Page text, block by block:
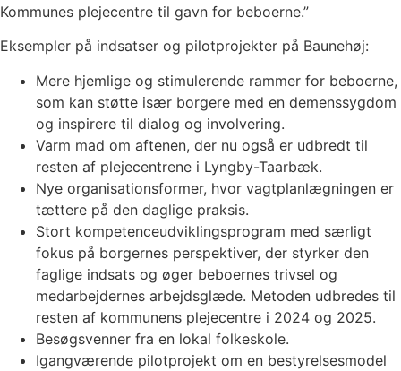
Kommunes plejecentre til gavn for beboerne.”
Eksempler på indsatser og pilotprojekter på Baunehøj:
Mere hjemlige og stimulerende rammer for beboerne,
som kan støtte især borgere med en demenssygdom
og inspirere til dialog og involvering.
Varm mad om aftenen, der nu også er udbredt til
resten af plejecentrene i Lyngby-Taarbæk.
Nye organisationsformer, hvor vagtplanlægningen er
tættere på den daglige praksis.
Stort kompetenceudviklingsprogram med særligt
fokus på borgernes perspektiver, der styrker den
faglige indsats og øger beboernes trivsel og
medarbejdernes arbejdsglæde. Metoden udbredes til
resten af kommunens plejecentre i 2024 og 2025.
Besøgsvenner fra en lokal folkeskole.
Igangværende pilotprojekt om en bestyrelsesmodel